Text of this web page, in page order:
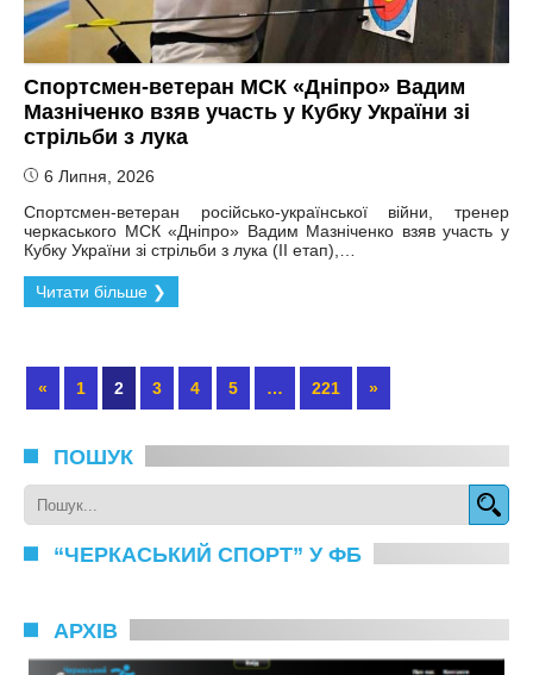
Спортсмен-ветеран МСК «Дніпро» Вадим
Мазніченко взяв участь у Кубку України зі
стрільби з лука
6 Липня, 2026
Спортсмен-ветеран російсько-української війни, тренер
черкаського МСК «Дніпро» Вадим Мазніченко взяв участь у
Кубку України зі стрільби з лука (ІІ етап),…
Читати більше ❯
« 1 2 3 4 5 … 221 »
ПОШУК
“ЧЕРКАСЬКИЙ СПОРТ” У ФБ
АРХІВ